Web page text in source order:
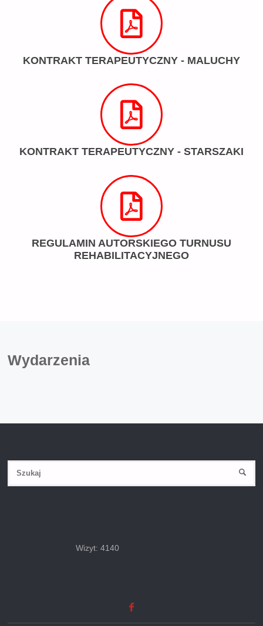
KONTRAKT TERAPEUTYCZNY - MALUCHY
KONTRAKT TERAPEUTYCZNY - STARSZAKI
REGULAMIN AUTORSKIEGO TURNUSU
REHABILITACYJNEGO
Wydarzenia
Wizyt: 4140